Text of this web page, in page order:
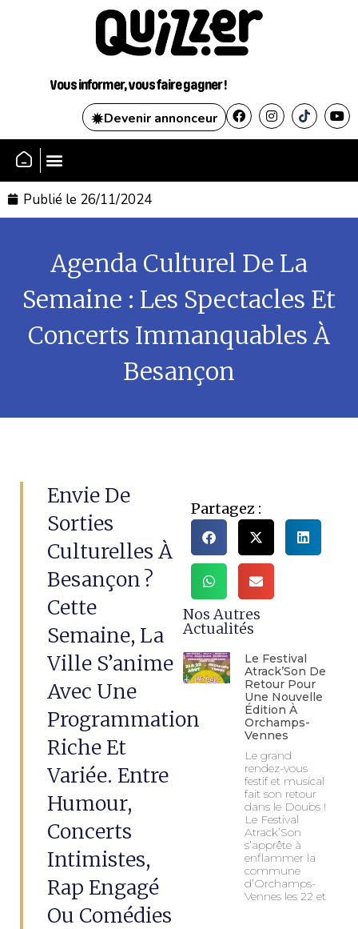
Vous informer, vous faire gagner !
Devenir annonceur
Publié le 26/11/2024
Agenda Culturel De La
Semaine : Les Spectacles Et
Concerts Immanquables À
Besançon
Envie De
Sorties
Culturelles À
Besançon ?
Cette
Semaine, La
Ville S’anime
Avec Une
Programmation
Riche Et
Variée. Entre
Humour,
Concerts
Intimistes,
Rap Engagé
Ou Comédies
Partagez :
Nos Autres
Actualités
Le Festival
Atrack’Son De
Retour Pour
Une Nouvelle
Édition À
Orchamps-
Vennes
Le grand
rendez-vous
festif et musical
fait son retour
dans le Doubs !
Le Festival
Atrack’Son
s’apprête à
enflammer la
commune
d’Orchamps-
Vennes les 22 et